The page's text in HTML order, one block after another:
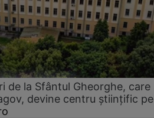
de la Sfântul Gheorghe, care
devine centru științific